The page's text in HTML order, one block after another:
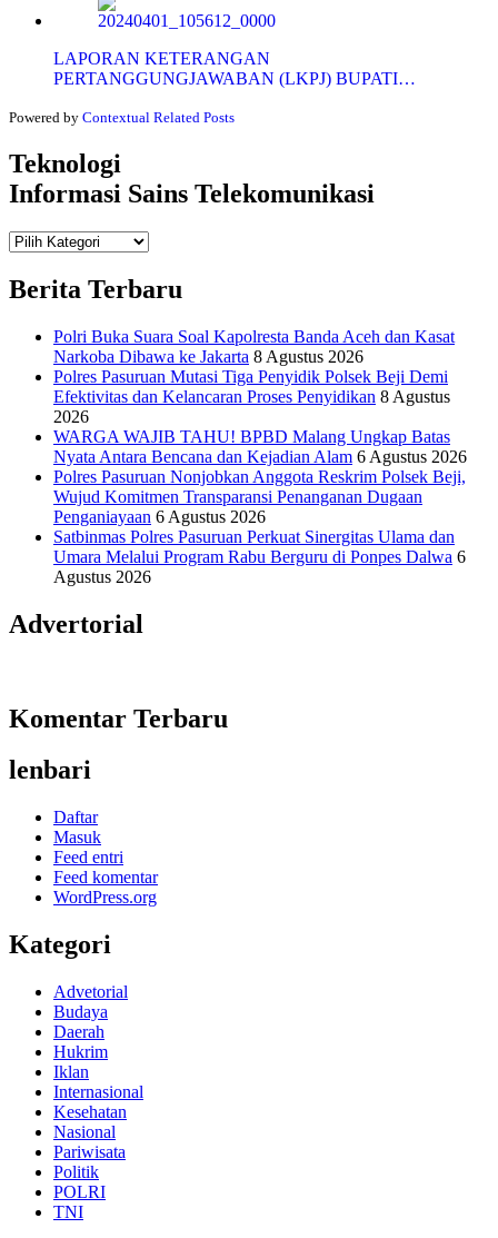
LAPORAN KETERANGAN
PERTANGGUNGJAWABAN (LKPJ) BUPATI…
Powered by Contextual Related Posts
Teknologi
Informasi Sains Telekomunikasi
Teknologi
Berita Terbaru
Polri Buka Suara Soal Kapolresta Banda Aceh dan Kasat
Narkoba Dibawa ke Jakarta 8 Agustus 2026
Polres Pasuruan Mutasi Tiga Penyidik Polsek Beji Demi
Efektivitas dan Kelancaran Proses Penyidikan 8 Agustus
2026
WARGA WAJIB TAHU! BPBD Malang Ungkap Batas
Nyata Antara Bencana dan Kejadian Alam 6 Agustus 2026
Polres Pasuruan Nonjobkan Anggota Reskrim Polsek Beji,
Wujud Komitmen Transparansi Penanganan Dugaan
Penganiayaan 6 Agustus 2026
Satbinmas Polres Pasuruan Perkuat Sinergitas Ulama dan
Umara Melalui Program Rabu Berguru di Ponpes Dalwa 6
Agustus 2026
Advertorial
Komentar Terbaru
lenbari
Daftar
Masuk
Feed entri
Feed komentar
WordPress.org
Kategori
Advetorial
Budaya
Daerah
Hukrim
Iklan
Internasional
Kesehatan
Nasional
Pariwisata
Politik
POLRI
TNI